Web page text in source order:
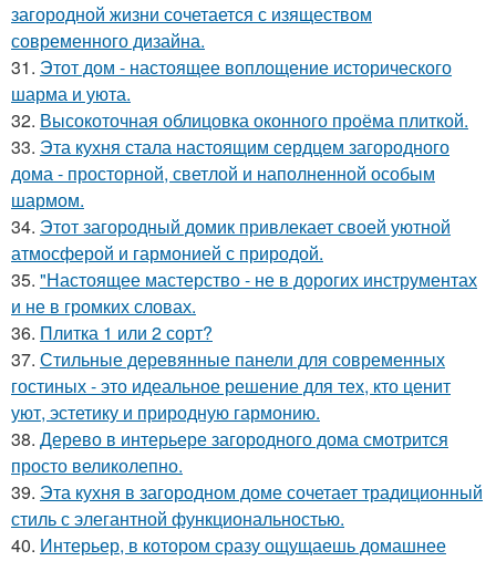
загородной жизни сочетается с изяществом
современного дизайна.
31. Этот дом - настоящее воплощение исторического
шарма и уюта.
32. Высокоточная облицовка оконного проёма плиткой.
33. Эта кухня стала настоящим сердцем загородного
дома - просторной, светлой и наполненной особым
шармом.
34. Этот загородный домик привлекает своей уютной
атмосферой и гармонией с природой.
35. "Настоящее мастерство - не в дорогих инструментах
и не в громких словах.
36. Плитка 1 или 2 сорт?
37. Стильные деревянные панели для современных
гостиных - это идеальное решение для тех, кто ценит
уют, эстетику и природную гармонию.
38. Дерево в интерьере загородного дома смотрится
просто великолепно.
39. Эта кухня в загородном доме сочетает традиционный
стиль с элегантной функциональностью.
40. Интерьер, в котором сразу ощущаешь домашнее